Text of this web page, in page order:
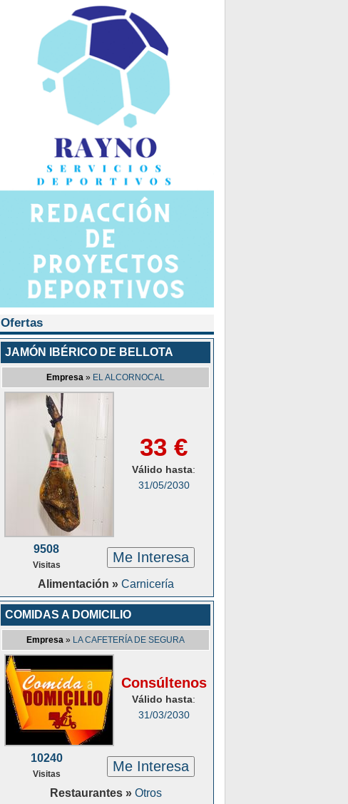
Ofertas
JAMÓN IBÉRICO DE BELLOTA
Empresa » EL ALCORNOCAL
33 €
Válido hasta:
31/05/2030
9508
Visitas Me Interesa
Alimentación » Carnicería
COMIDAS A DOMICILIO
Empresa » LA CAFETERÍA DE SEGURA
Consúltenos
Válido hasta:
31/03/2030
10240
Visitas Me Interesa
Restaurantes » Otros